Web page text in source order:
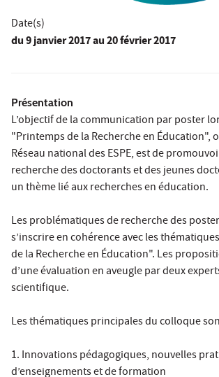
Date(s)
du9 janvier 2017au 20 février 2017
Présentation
L’objectif de la communication par poster
"Printemps de la Recherche en Éducation",
Réseau national des ESPE, est de
recherche des doctorants et des jeunes
un thème lié aux recherches en éducation.
Les problématiques de recherche des
s’inscrire en cohérence avec les
de la Recherche en Éducation". Les
d’une évaluation en aveugle par deux
scientifique.
Les thématiques principales du colloque
1. Innovations pédagogiques, nouvelles
d’enseignements et de formation